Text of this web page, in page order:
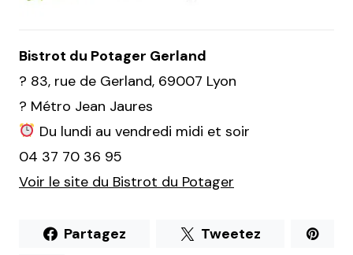
Bistrot du Potager Gerland
? 83, rue de Gerland, 69007 Lyon
? Métro Jean Jaures
Du lundi au vendredi midi et soir
04 37 70 36 95
Voir le site du Bistrot du Potager
Partagez Tweetez